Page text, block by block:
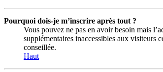
Pourquoi dois-je m’inscrire après tout ?
Vous pouvez ne pas en avoir besoin mais
supplémentaires inaccessibles aux visiteurs
conseillée.
Haut